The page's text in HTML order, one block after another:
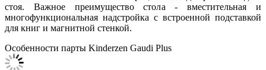
стоя. Важное преимущество стола - вместительная и
многофункциональная надстройка с встроенной подставкой
для книг и магнитной стенкой.
Особенности парты Kinderzen Gaudi Plus